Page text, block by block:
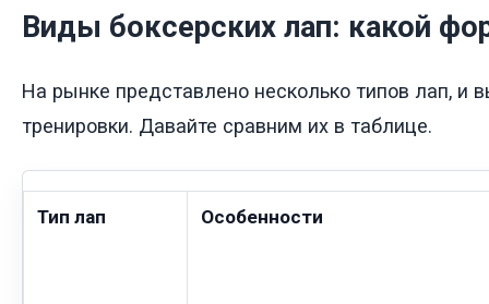
Виды боксерских лап: какой
На рынке представлено несколько типов лап, и
тренировки. Давайте сравним их в таблице.
Тип лап Особенности